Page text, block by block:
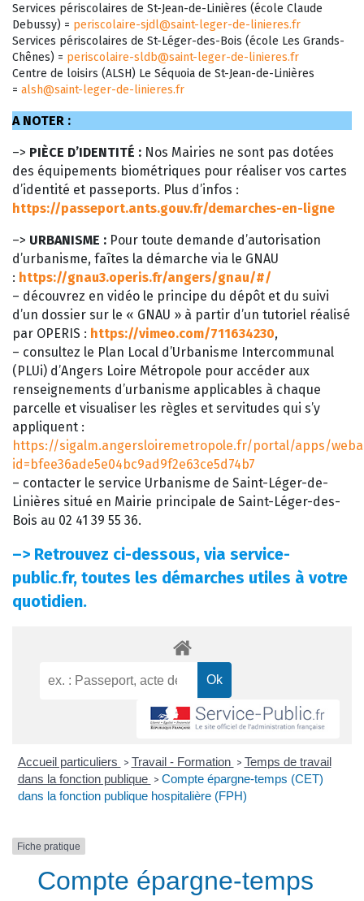
Services périscolaires de St-Jean-de-Linières (école Claude
Debussy) = periscolaire-sjdl@saint-leger-de-linieres.fr
Services périscolaires de St-Léger-des-Bois (école Les Grands-
Chênes) = periscolaire-sldb@saint-leger-de-linieres.fr
Centre de loisirs (ALSH) Le Séquoia de St-Jean-de-Linières
= alsh@saint-leger-de-linieres.fr
A NOTER :
–> PIÈCE D’IDENTITÉ : Nos Mairies ne sont pas dotées
des équipements biométriques pour réaliser vos cartes
d’identité et passeports. Plus d’infos :
https://passeport.ants.gouv.fr/demarches-en-ligne
–> URBANISME : Pour toute demande d’autorisation
d’urbanisme, faîtes la démarche via le GNAU
: https://gnau3.operis.fr/angers/gnau/#/
– découvrez en vidéo le principe du dépôt et du suivi
d’un dossier sur le « GNAU » à partir d’un tutoriel réalisé
par OPERIS : https://vimeo.com/711634230,
– consultez le Plan Local d’Urbanisme Intercommunal
(PLUi) d’Angers Loire Métropole pour accéder aux
renseignements d’urbanisme applicables à chaque
parcelle et visualiser les règles et servitudes qui s’y
appliquent :
https://sigalm.angersloiremetropole.fr/portal/apps/
id=bfee36ade5e04bc9ad9f2e63ce5d74b7
– contacter le service Urbanisme de Saint-Léger-de-
Linières situé en Mairie principale de Saint-Léger-des-
Bois au 02 41 39 55 36.
–> Retrouvez ci-dessous, via service-
public.fr, toutes les démarches utiles à votre
quotidien.
Accueil particuliers > Travail - Formation > Temps de travail
dans la fonction publique > Compte épargne-temps (CET)
dans la fonction publique hospitalière (FPH)
Fiche pratique
Compte épargne-temps